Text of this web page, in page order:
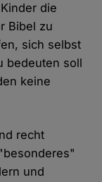
die
Bibel zu
sich selbst
bedeuten soll
keine
recht
und